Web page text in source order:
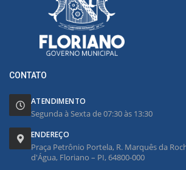
CONTATO
ATENDIMENTO
Segunda à Sexta de 07:30 às 13:30
ENDEREÇO
Praça Petrônio Portela, R. Marquês da
d'Água, Floriano – PI, 64800-000